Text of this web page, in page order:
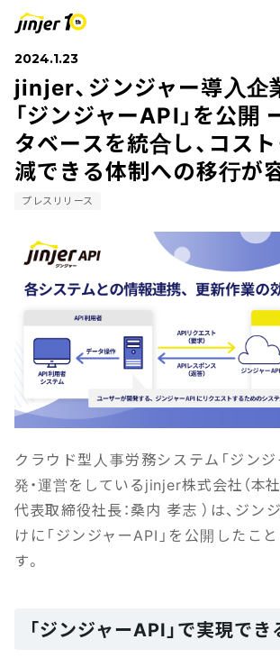
2024.1.23
jinjer、ジンジャー導入企
「ジンジャーAPI」を公開
タベースを統合し、コスト
減できる体制への移行が
プレスリリース
クラウド型人事労務システム「ジンジ
発・運営をしているjinjer株式会社（本社
代表取締役社長：桑内 孝志 ）は、ジン
けに「ジンジャーAPI」を公開したこ
す。
「ジンジャーAPI」で実現でき